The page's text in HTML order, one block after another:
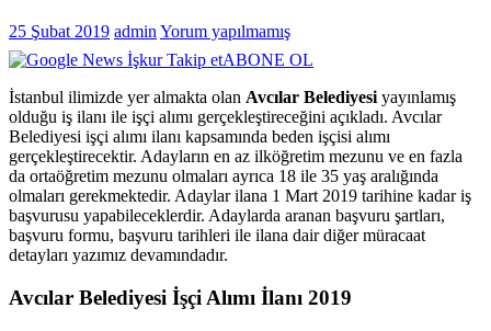
25 Şubat 2019 admin Yorum yapılmamış
ABONE OL
İstanbul ilimizde yer almakta olan Avcılar Belediyesi yayınlamış
olduğu iş ilanı ile işçi alımı gerçekleştireceğini açıkladı. Avcılar
Belediyesi işçi alımı ilanı kapsamında beden işçisi alımı
gerçekleştirecektir. Adayların en az ilköğretim mezunu ve en fazla
da ortaöğretim mezunu olmaları ayrıca 18 ile 35 yaş aralığında
olmaları gerekmektedir. Adaylar ilana 1 Mart 2019 tarihine kadar iş
başvurusu yapabileceklerdir. Adaylarda aranan başvuru şartları,
başvuru formu, başvuru tarihleri ile ilana dair diğer müracaat
detayları yazımız devamındadır.
Avcılar Belediyesi İşçi Alımı İlanı 2019